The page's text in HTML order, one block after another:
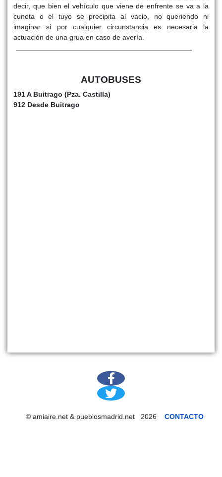
decir, que bien el vehículo que viene de enfrente se va a la
cuneta o el tuyo se precipita al vacio, no queriendo ni
imaginar si por cualquier circunstancia es necesaria la
actuación de una grua en caso de avería.
AUTOBUSES
191 A Buitrago (Pza. Castilla)
912 Desde Buitrago
© amiaire.net & pueblosmadrid.net 2026 CONTACTO